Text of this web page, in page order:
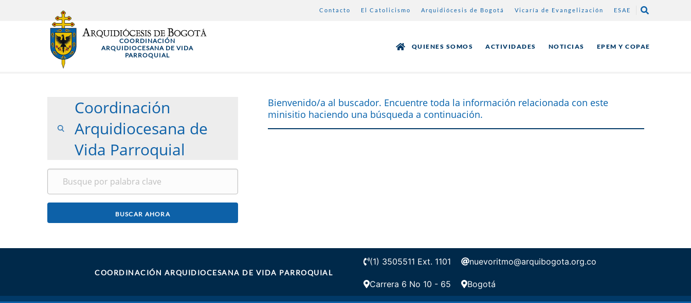
Contacto El Catolicismo Arquidiócesis de Bogotá Vicaría de Evangelización ESAE
COORDINACIÓN
ARQUIDIOCESANA DE VIDA
PARROQUIAL
QUIENES SOMOS ACTIVIDADES NOTICIAS EPEM Y COPAE
Coordinación
Arquidiocesana de
Vida Parroquial
Bienvenido/a al buscador. Encuentre toda la información relacionada con este
minisitio haciendo una búsqueda a continuación.
COORDINACIÓN ARQUIDIOCESANA DE VIDA PARROQUIAL
(1) 3505511 Ext. 1101 nuevoritmo@arquibogota.org.co
Carrera 6 No 10 - 65 Bogotá